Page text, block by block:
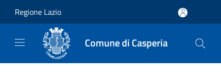
Regione Lazio
Comune di Casperia